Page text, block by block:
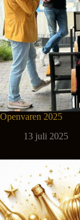
Openvaren 2025
13 juli 2025